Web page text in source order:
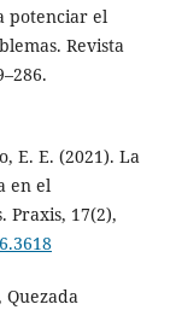
potenciar el
Revista
E. E. (2021). La
en el
Praxis, 17(2),
Quezada